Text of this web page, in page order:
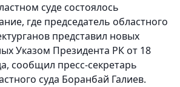
суде состоялось
где председатель областного
представил новых
Указом Президента РК от 18
, сообщил пресс-секретарь
суда Боранбай Галиев.